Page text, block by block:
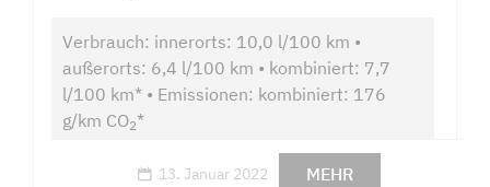
Verbrauch: innerorts: 10,0 l/100 km •
außerorts: 6,4 l/100 km • kombiniert: 7,7
l/100 km* • Emissionen: kombiniert: 176
g/km CO2*
13. Januar 2022 MEHR